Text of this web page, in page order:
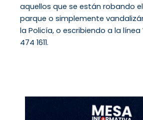
aquellos que se están robando
parque o simplemente
la Policía, o escribiendo a la línea
474 1611.